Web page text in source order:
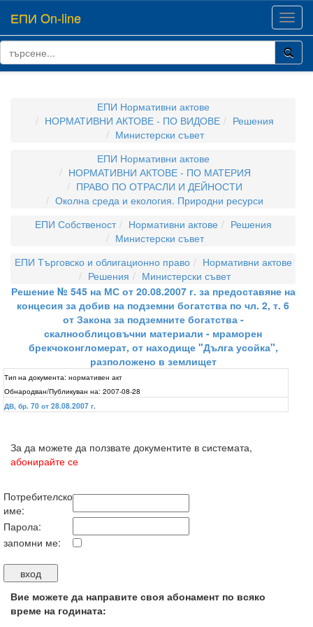
ЕПИ On-line
ЕПИ Нормативни актове
НОРМАТИВНИ АКТОВЕ - ПО ВИДОВЕ
Решения
Министерски съвет
ЕПИ Нормативни актове
НОРМАТИВНИ АКТОВЕ - ПО МАТЕРИЯ
ПРАВО ПО ОТРАСЛИ И ДЕЙНОСТИ
Околна среда и екология. Природни ресурси
ЕПИ Собственост
Нормативни актове
Решения
Министерски съвет
ЕПИ Търговско и облигационно право
Нормативни актове
Решения
Министерски съвет
Решение № 545 на МС от 20.08.2007 г. за предоставяне на
концесия за добив на подземни богатства по чл. 2, т. 6
от Закона за подземните богатства -
скалнооблицовъчни материали - мраморен
брекчоконгломерат, от находище "Дълга усойка",
разположено в землищет
Тип на документа: нормативен акт
Обнародван/Публикуван на: 2007-08-28
ДВ, бр. 70 от 28.08.2007 г.
За да можете да ползвате документите в системата,
абонирайте се
Потребителско
име:
Парола:
запомни ме:
Вие можете да направите своя абонамент по всяко
време на годината: